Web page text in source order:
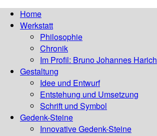
Home
Werkstatt
Philosophie
Chronik
Im Profil: Bruno Johannes Harich
Gestaltung
Idee und Entwurf
Entstehung und Umsetzung
Schrift und Symbol
Gedenk-Steine
Innovative Gedenk-Steine